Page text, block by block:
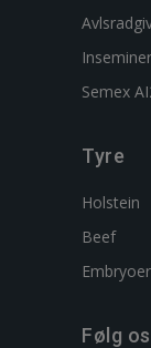
Semex
Tyre
Holstein
Beef
Embryoer
Følg